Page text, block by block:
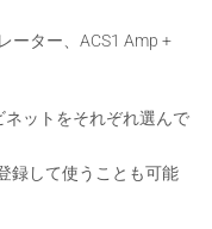
ーター、ACS1 Amp +
ットをそれぞれ選んで
録して使うことも可能